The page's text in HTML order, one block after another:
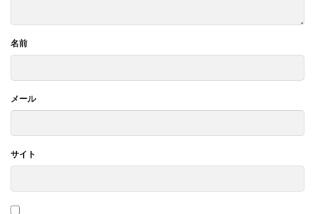
名前
メール
サイト